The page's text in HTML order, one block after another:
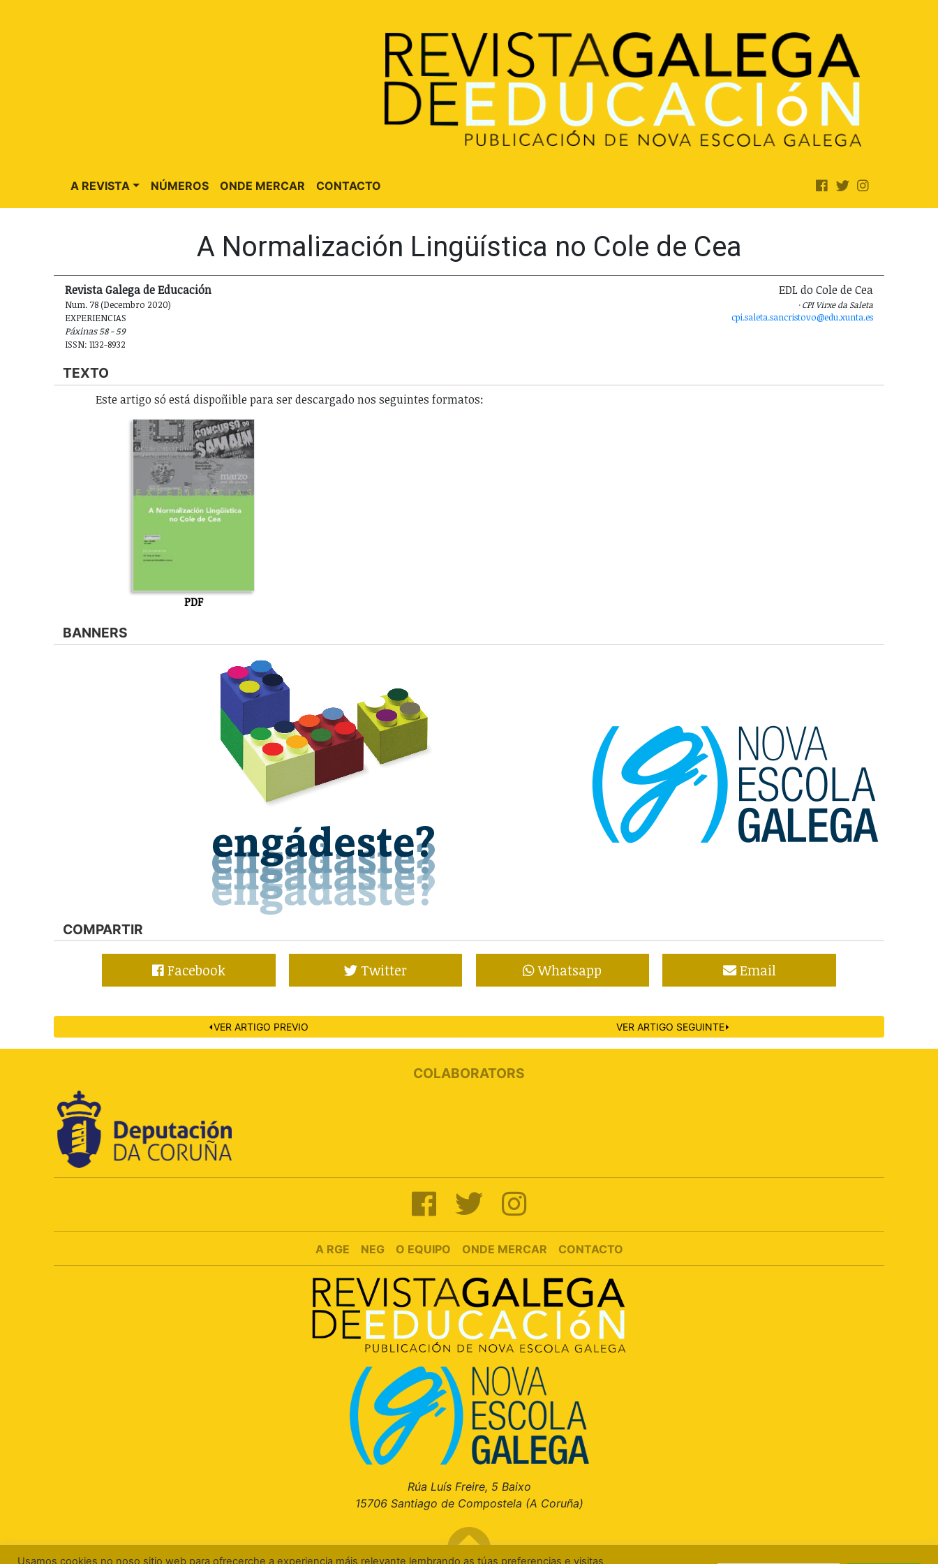
A REVISTA NÚMEROS ONDE MERCAR CONTACTO
A Normalización Lingüística no Cole de Cea
Revista Galega de Educación
Num. 78 (Decembro 2020)
EXPERIENCIAS
Páxinas 58 - 59
ISSN: 1132-8932
EDL do Cole de Cea
CPI Virxe da Saleta
cpi.saleta.sancristovo@edu.xunta.es
TEXTO
Este artigo só está dispoñible para ser descargado nos seguintes formatos:
PDF
BANNERS
COMPARTIR
Facebook Twitter Whatsapp Email
⏴VER ARTIGO PREVIO VER ARTIGO SEGUINTE⏵
COLABORATORS
A RGE NEG O EQUIPO ONDE MERCAR CONTACTO
Rúa Luís Freire, 5 Baixo
15706 Santiago de Compostela (A Coruña)
Usamos cookies no noso sitio web para ofrecerche a experiencia máis relevante lembrando as túas preferencias e visitas